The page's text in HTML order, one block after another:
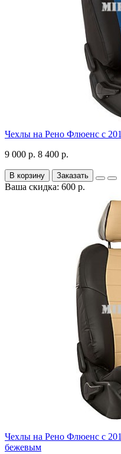
Чехлы на Рено Флюенс с
9 000 р. 8 400 р.
В корзину Заказать
Ваша скидка: 600 р.
Чехлы на Рено Флюенс с
бежевым